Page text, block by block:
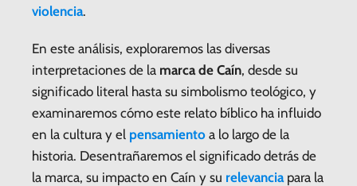
violencia.
En este análisis, exploraremos las diversas
interpretaciones de la marca de Caín, desde su
significado literal hasta su simbolismo teológico, y
examinaremos cómo este relato bíblico ha influido
en la cultura y el pensamiento a lo largo de la
historia. Desentrañaremos el significado detrás de
la marca, su impacto en Caín y su relevanciapara la